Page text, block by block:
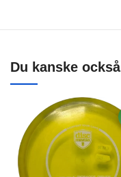
Du kanske